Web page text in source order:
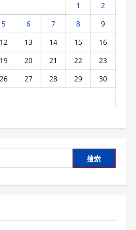
1
2
5 6 7 8
9
12 13 14 15
16
19 20 21 22
23
26 27 28 29
30